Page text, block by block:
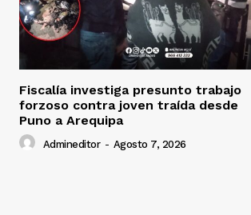
Fiscalía investiga presunto trabajo
forzoso contra joven traída desde
Puno a Arequipa
Admineditor - Agosto 7, 2026